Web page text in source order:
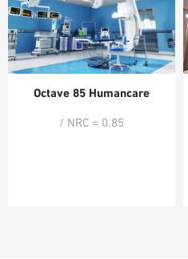
Octave 85 Humancare
/ NRC = 0.85